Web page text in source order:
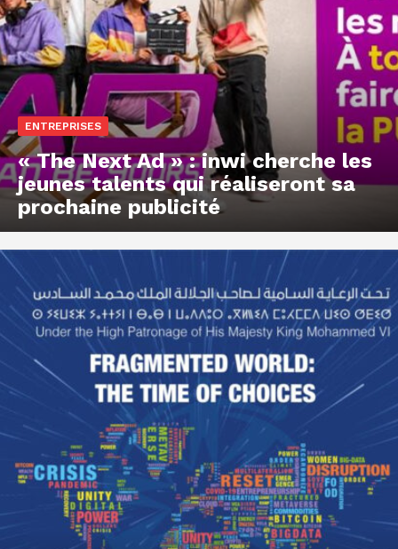
ENTREPRISES
« The Next Ad » : inwi cherche les
jeunes talents qui réaliseront sa
prochaine publicité